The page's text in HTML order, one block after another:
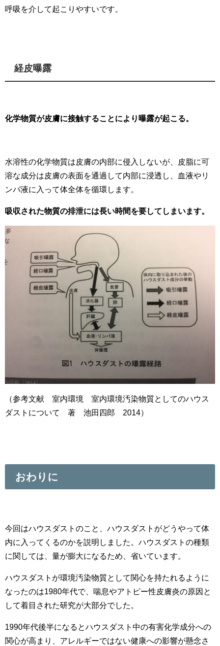
呼吸を介して起こりやすいです。
経皮曝露
化学物質が皮膚に接触することにより曝露が起こる。
水溶性の化学物質は皮膚の内部に侵入しないが、皮脂に可
溶な成分は皮膚の表面を通過して内部に浸透し、血液やリ
ンパ液に入って体全体を循環します。
吸収された物質の排泄には長い時間を要してしまいます。
（参考文献 室内環境 室内環境汚染物質としてのハウス
ダストについて 著 池田四郎 2014）
おわりに
今回はハウスダストのこと、ハウスダストがどうやって体
内に入ってくるのかを説明しました。ハウスダストの種類
に関しては、量が膨大になるため、省いています。
ハウスダストが環境汚染物質として関心を持たれるように
なったのは1980年代で、喘息やアトピー性皮膚炎の原因と
して着目された研究が大部分でした。
1990年代後半になるとハウスダスト中の有害化学成分への
関心が高まり、アレルギーではない健康への影響が懸念さ